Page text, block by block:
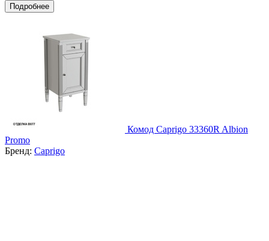
Подробнее
Комод Caprigo 33360R Albion
Promo
Бренд: Caprigo